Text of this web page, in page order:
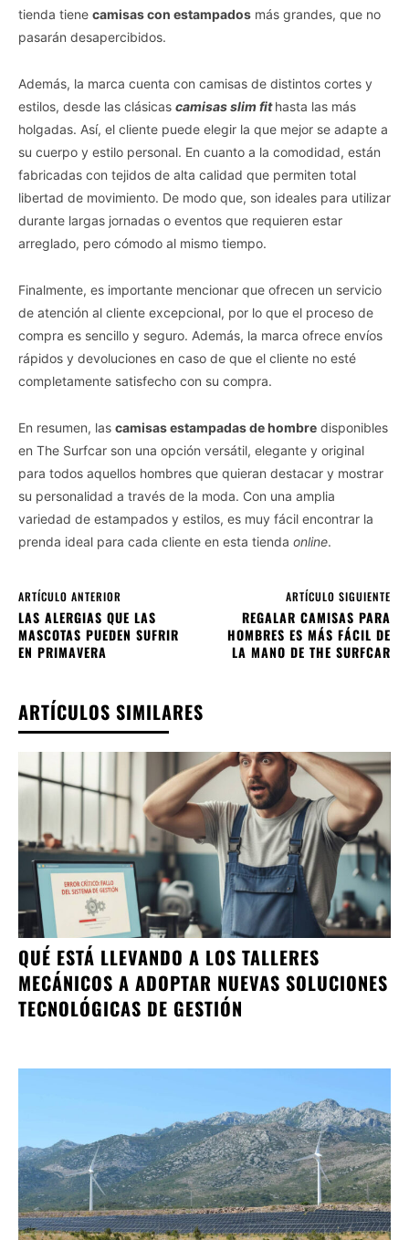
tienda tiene camisas con estampados más grandes, que no
pasarán desapercibidos.
Además, la marca cuenta con camisas de distintos cortes y
estilos, desde las clásicas camisas slim fithasta las más
holgadas. Así, el cliente puede elegir la que mejor se adapte a
su cuerpo y estilo personal. En cuanto a la comodidad, están
fabricadas con tejidos de alta calidad que permiten total
libertad de movimiento. De modo que, son ideales para utilizar
durante largas jornadas o eventos que requieren estar
arreglado, pero cómodo al mismo tiempo.
Finalmente, es importante mencionar que ofrecen un servicio
de atención al cliente excepcional, por lo que el proceso de
compra es sencillo y seguro. Además, la marca ofrece envíos
rápidos y devoluciones en caso de que el cliente no esté
completamente satisfecho con su compra.
En resumen, las camisas estampadas de hombre disponibles
en The Surfcar son una opción versátil, elegante y original
para todos aquellos hombres que quieran destacar y mostrar
su personalidad a través de la moda. Con una amplia
variedad de estampados y estilos, es muy fácil encontrar la
prenda ideal para cada cliente en esta tienda online.
ARTÍCULO ANTERIOR
LAS ALERGIAS QUE LAS
MASCOTAS PUEDEN SUFRIR
EN PRIMAVERA
ARTÍCULO SIGUIENTE
REGALAR CAMISAS PARA
HOMBRES ES MÁS FÁCIL DE
LA MANO DE THE SURFCAR
ARTÍCULOS SIMILARES
QUÉ ESTÁ LLEVANDO A LOS TALLERES
MECÁNICOS A ADOPTAR NUEVAS SOLUCIONES
TECNOLÓGICAS DE GESTIÓN